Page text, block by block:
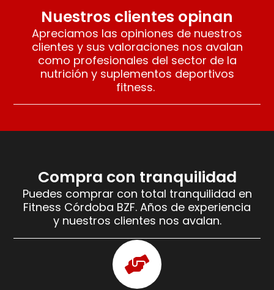
Nuestros clientes opinan
Apreciamos las opiniones de nuestros
clientes y sus valoraciones nos avalan
como profesionales del sector de la
nutrición y suplementos deportivos
fitness.
Compra con tranquilidad
Puedes comprar con total tranquilidad en
Fitness Córdoba BZF. Años de experiencia
y nuestros clientes nos avalan.